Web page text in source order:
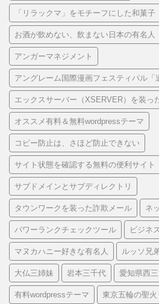
「リラックマ」をモチーフにした和菓子
お酒が飲めない、飲まない日本の有名人
アンガーマネジメント
アングレーム国際漫画フェスティバル「
エックスサーバー（XSERVER）を装っ
オススメ有料＆無料wordpressテーマ
コピー防止は、さほど防止できない
サイト状態を確認する無料の便利サイト
サブドメインとサブディレクトリ
タウンワークを装った詐欺メール ネ
パワーランクチェックツール ビジネ
マヌカハニー好きな有名人 ルッソ兄
大仏三姉妹 岩本三千代 愛知県西
有料wordpressテーマ 東京五輪の聖